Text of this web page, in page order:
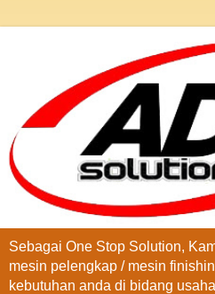
Sebagai One Stop Solution,
mesin pelengkap / mesin
kebutuhan anda di bidang